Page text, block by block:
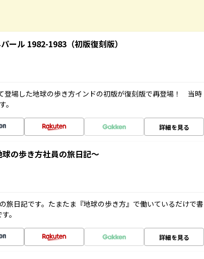
ール 1982-1983（初版復刻版）
登場した地球の歩き方インドの初版が復刻版で再登場！ 当時
。
詳細を見る
の歩き方社員の旅日記～
旅日記です。たまたま『地球の歩き方』で働いているだけで書
。
詳細を見る